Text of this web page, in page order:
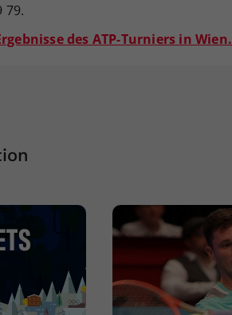
79.
des ATP-Turniers in Wien.